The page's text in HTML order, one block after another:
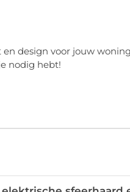
design voor jouw
nodig hebt!